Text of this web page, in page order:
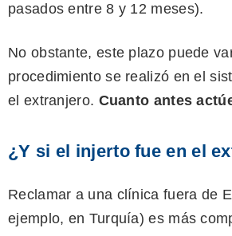
pasados entre 8 y 12 meses).
No obstante, este plazo puede
procedimiento se realizó en el
el extranjero. Cuanto antes
¿Y si el injerto fue en el
Reclamar a una clínica fuera de
ejemplo, en Turquía) es más